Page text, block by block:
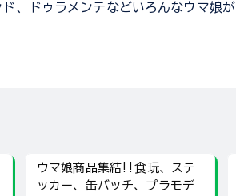
、ドゥラメンテなどいろんなウマ娘が
ウマ娘商品集結!!食玩、ステ
ッカー、缶バッチ、プラモデ